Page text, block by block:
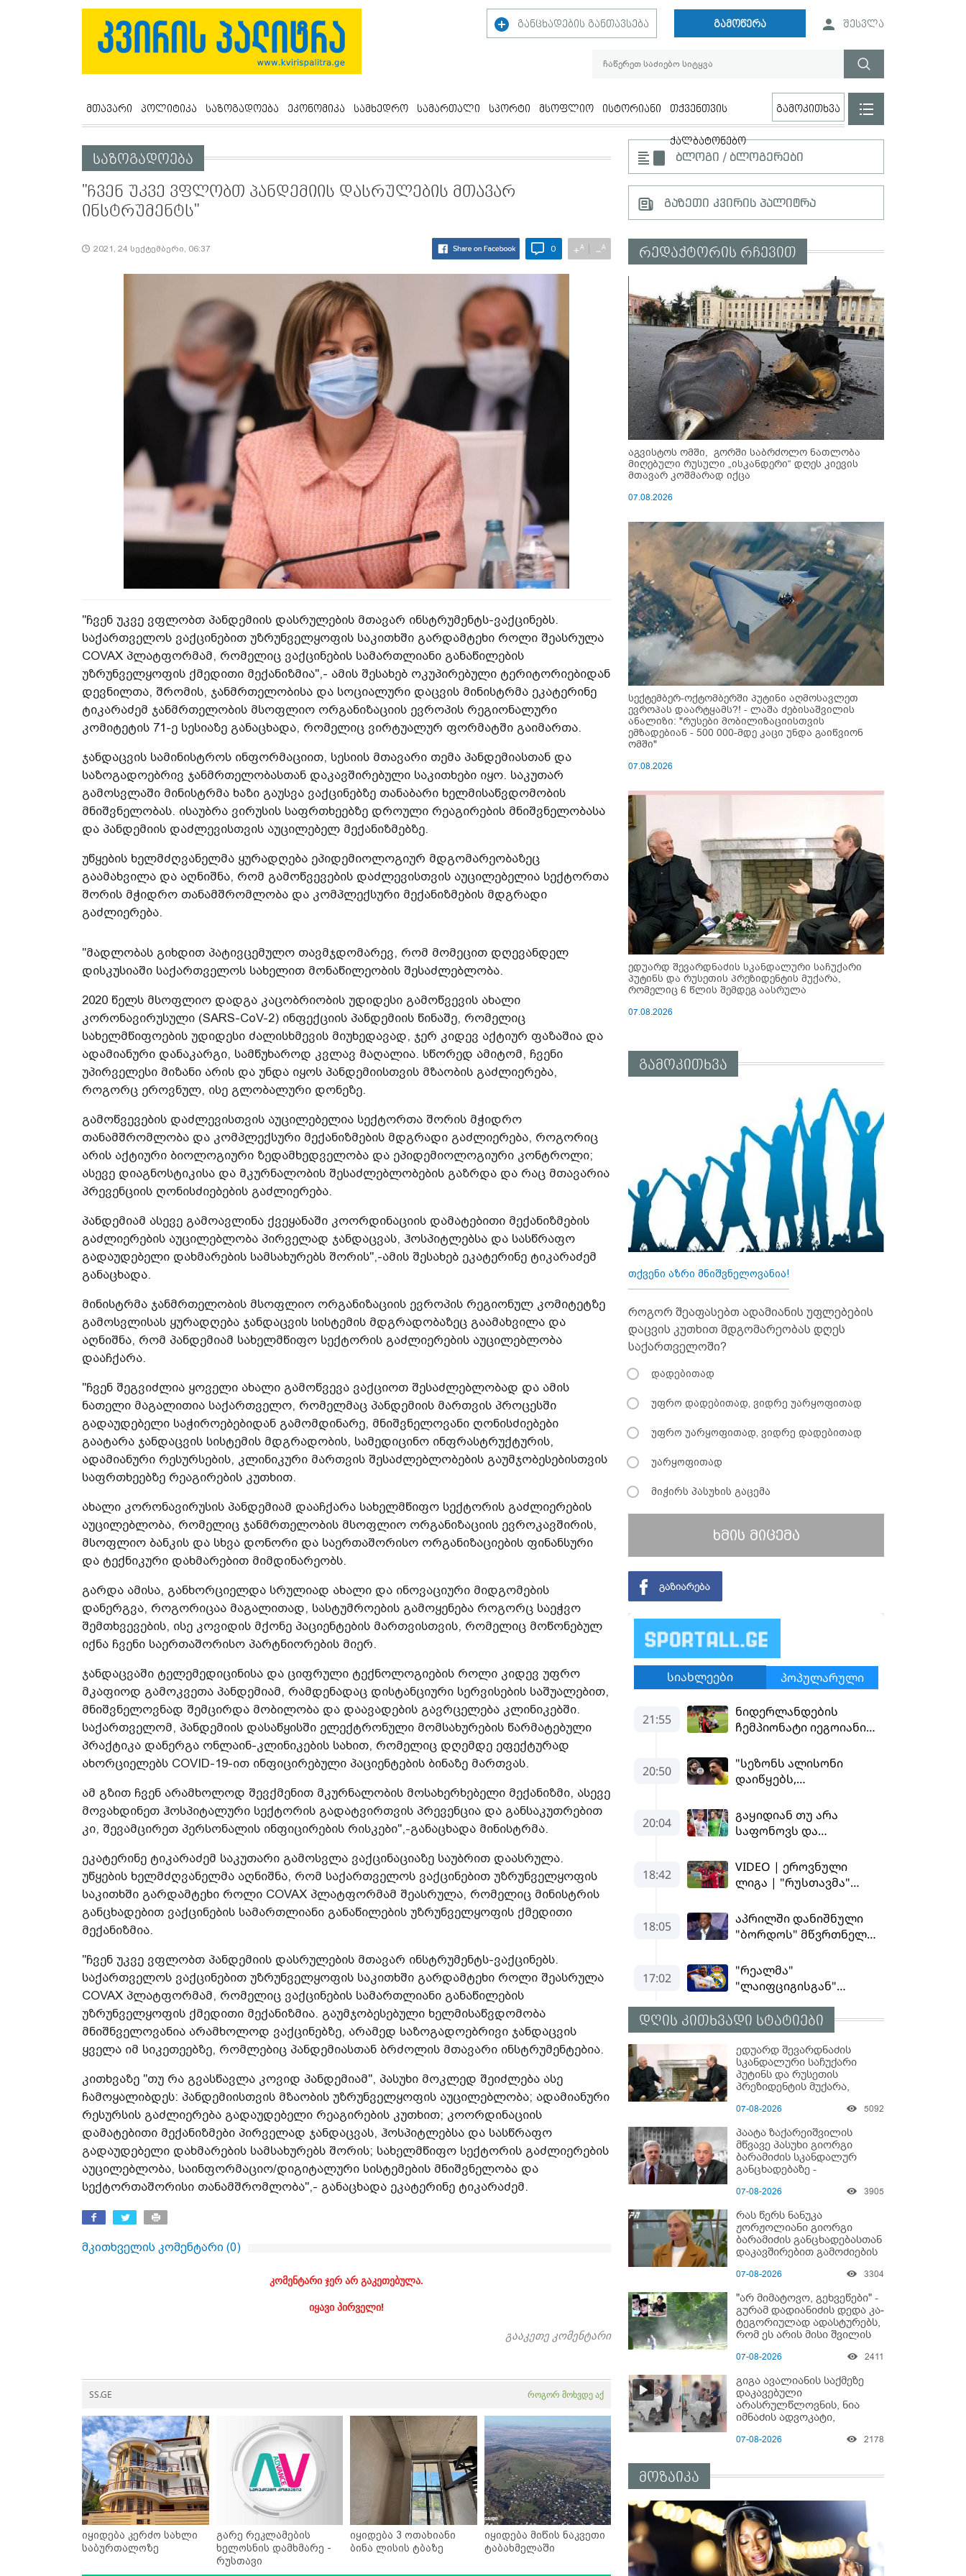
განცხადების განთავსება გამოწერა შესვლა
მთავარი პოლიტიკა საზოგადოება ეკონომიკა სამხედრო სამართალი სპორტი მსოფლიო ისტორიანი თქვენთვის
ქალბატონებო
გამოკითხვა
საზოგადოება
"ჩვენ უკვე ვფლობთ პანდემიის დასრულების მთავარ
ინსტრუმენტს"
2021, 24 სექტემბერი, 06:37 0 +A −A
"ჩვენ უკვე ვფლობთ პანდემიის დასრულების მთავარ ინსტრუმენტს-ვაქცინებს.
საქართველოს ვაქცინებით უზრუნველყოფის საკითხში გარდამტეხი როლი შეასრულა
COVAX პლატფორმამ, რომელიც ვაქცინების სამართლიანი განაწილების
უზრუნველყოფის ქმედითი მექანიზმია",- ამის შესახებ ოკუპირებული ტერიტორიებიდან
დევნილთა, შრომის, ჯანმრთელობისა და სოციალური დაცვის მინისტრმა ეკატერინე
ტიკარაძემ ჯანმრთელობის მსოფლიო ორგანიზაციის ევროპის რეგიონალური
კომიტეტის 71-ე სესიაზე განაცხადა, რომელიც ვირტუალურ ფორმატში გაიმართა.
ჯანდაცვის სამინისტროს ინფორმაციით, სესიის მთავარი თემა პანდემიასთან და
საზოგადოებრივ ჯანმრთელობასთან დაკავშირებული საკითხები იყო. საკუთარ
გამოსვლაში მინისტრმა ხაზი გაუსვა ვაქცინებზე თანაბარი ხელმისაწვდომობის
მნიშვნელობას. ისაუბრა ვირუსის საფრთხეებზე დროული რეაგირების მნიშვნელობასა
და პანდემიის დაძლევისთვის აუცილებელ მექანიზმებზე.
უწყების ხელმძღვანელმა ყურადღება ეპიდემიოლოგიურ მდგომარეობაზეც
გაამახვილა და აღნიშნა, რომ გამოწვევების დაძლევისთვის აუცილებელია სექტორთა
შორის მჭიდრო თანამშრომლობა და კომპლექსური მექანიზმების მდგრადი
გაძლიერება.
"მადლობას გიხდით პატივცემულო თავმჯდომარევ, რომ მომეცით დღევანდელ
დისკუსიაში საქართველოს სახელით მონაწილეობის შესაძლებლობა.
2020 წელს მსოფლიო დადგა კაცობრიობის უდიდესი გამოწვევის ახალი
კორონავირუსული (SARS-CoV-2) ინფექციის პანდემიის წინაშე, რომელიც
სახელმწიფოების უდიდესი ძალისხმევის მიუხედავად, ჯერ კიდევ აქტიურ ფაზაშია და
ადამიანური დანაკარგი, სამწუხაროდ კვლავ მაღალია. სწორედ ამიტომ, ჩვენი
უპირველესი მიზანი არის და უნდა იყოს პანდემიისთვის მზაობის გაძლიერება,
როგორც ეროვნულ, ისე გლობალური დონეზე.
გამოწვევების დაძლევისთვის აუცილებელია სექტორთა შორის მჭიდრო
თანამშრომლობა და კომპლექსური მექანიზმების მდგრადი გაძლიერება, როგორიც
არის აქტიური ბიოლოგიური ზედამხედველობა და ეპიდემიოლოგიური კონტროლი;
ასევე დიაგნოსტიკისა და მკურნალობის შესაძლებლობების გაზრდა და რაც მთავარია
პრევენციის ღონისძიებების გაძლიერება.
პანდემიამ ასევე გამოავლინა ქვეყანაში კოორდინაციის დამატებითი მექანიზმების
გაძლიერების აუცილებლობა პირველად ჯანდაცვას, ჰოსპიტლებსა და სასწრაფო
გადაუდებელი დახმარების სამსახურებს შორის",-ამის შესახებ ეკატერინე ტიკარაძემ
განაცხადა.
მინისტრმა ჯანმრთელობის მსოფლიო ორგანიზაციის ევროპის რეგიონულ კომიტეტზე
გამოსვლისას ყურადღება ჯანდაცვის სისტემის მდგრადობაზეც გაამახვილა და
აღნიშნა, რომ პანდემიამ სახელმწიფო სექტორის გაძლიერების აუცილებლობა
დააჩქარა.
"ჩვენ შეგვიძლია ყოველი ახალი გამოწვევა ვაქციოთ შესაძლებლობად და ამის
ნათელი მაგალითია საქართველო, რომელმაც პანდემიის მართვის პროცესში
გადაუდებელი საჭიროებებიდან გამომდინარე, მნიშვნელოვანი ღონისძიებები
გაატარა ჯანდაცვის სისტემის მდგრადობის, სამედიცინო ინფრასტრუქტურის,
ადამიანური რესურსების, კლინიკური მართვის შესაძლებლობების გაუმჯობესებისთვის
საფრთხეებზე რეაგირების კუთხით.
ახალი კორონავირუსის პანდემიამ დააჩქარა სახელმწიფო სექტორის გაძლიერების
აუცილებლობა, რომელიც ჯანმრთელობის მსოფლიო ორგანიზაციის ევროკავშირის,
მსოფლიო ბანკის და სხვა დონორი და საერთაშორისო ორგანიზაციების ფინანსური
და ტექნიკური დახმარებით მიმდინარეობს.
გარდა ამისა, განხორციელდა სრულიად ახალი და ინოვაციური მიდგომების
დანერგვა, როგორიცაა მაგალითად, სასტუმროების გამოყენება როგორც საეჭვო
შემთხვევების, ისე კოვიდის მქონე პაციენტების მართვისთვის, რომელიც მოწონებულ
იქნა ჩვენი საერთაშორისო პარტნიორების მიერ.
ჯანდაცვაში ტელემედიცინისა და ციფრული ტექნოლოგიების როლი კიდევ უფრო
მკაფიოდ გამოკვეთა პანდემიამ, რამდენადაც დისტანციური სერვისების საშუალებით,
მნიშვნელოვნად შემცირდა მობილობა და დაავადების გავრცელება კლინიკებში.
საქართველომ, პანდემიის დასაწყისში ელექტრონული მომსახურების წარმატებული
პრაქტიკა დანერგა ონლაინ-კლინიკების სახით, რომელიც დღემდე ეფექტურად
ახორციელებს COVID-19-ით ინფიცირებული პაციენტების ბინაზე მართვას.
ამ გზით ჩვენ არამხოლოდ შევქმენით მკურნალობის მოსახერხებელი მექანიზმი, ასევე
მოვახდინეთ ჰოსპიტალური სექტორის გადატვირთვის პრევენცია და განსაკუთრებით
კი, შევამცირეთ პერსონალის ინფიცირების რისკები",-განაცხადა მინისტრმა.
ეკატერინე ტიკარაძემ საკუთარი გამოსვლა ვაქცინაციაზე საუბრით დაასრულა.
უწყების ხელმძღვანელმა აღნიშნა, რომ საქართველოს ვაქცინებით უზრუნველყოფის
საკითხში გარდამტეხი როლი COVAX პლატფორმამ შეასრულა, რომელიც მინისტრის
განცხადებით ვაქცინების სამართლიანი განაწილების უზრუნველყოფის ქმედითი
მექანიზმია.
"ჩვენ უკვე ვფლობთ პანდემიის დასრულების მთავარ ინსტრუმენტს-ვაქცინებს.
საქართველოს ვაქცინებით უზრუნველყოფის საკითხში გარდამტეხი როლი შეასრულა
COVAX პლატფორმამ, რომელიც ვაქცინების სამართლიანი განაწილების
უზრუნველყოფის ქმედითი მექანიზმია. გაუმჯობესებული ხელმისაწვდომობა
მნიშნველოვანია არამხოლოდ ვაქცინებზე, არამედ საზოგადოებრივი ჯანდაცვის
ყველა იმ სიკეთეებზე, რომლებიც პანდემიასთან ბრძოლის მთავარი ინსტრუმენტებია.
კითხვაზე "თუ რა გვასწავლა კოვიდ პანდემიამ", პასუხი მოკლედ შეიძლება ასე
ჩამოყალიბდეს: პანდემიისთვის მზაობის უზრუნველყოფის აუცილებლობა; ადამიანური
რესურსის გაძლიერება გადაუდებელი რეაგირების კუთხით; კოორდინაციის
დამატებითი მექანიზმები პირველად ჯანდაცვას, ჰოსპიტლებსა და სასწრაფო
გადაუდებელი დახმარების სამსახურებს შორის; სახელმწიფო სექტორის გაძლიერების
აუცილებლობა, საინფორმაციო/დიგიტალური სისტემების მნიშვნელობა და
სექტორთაშორისი თანამშრომლობა",- განაცხადა ეკატერინე ტიკარაძემ.
მკითხველის კომენტარი (0)
კომენტარი ჯერ არ გაკეთებულა.
იყავი პირველი!
გააკეთე კომენტარი
SS.GE როგორ მოხვდე აქ
იყიდება კერძო სახლი
საბურთალოზე
გარე რეკლამების
ხელოსნის დამხმარე -
რუსთავი
იყიდება 3 ოთახიანი
ბინა ლისის ტბაზე
იყიდება მიწის ნაკვეთი
ტაბახმელაში
ბლოგი / ბლოგერები
გაზეთი კვირის პალიტრა
რედაქტორის რჩევით
აგვისტოს ომში, გორში საბრძოლო ნათლობა
მიღებული რუსული „ისკანდერი“ დღეს კიევის
მთავარ კოშმარად იქცა
07.08.2026
სექტემბერ-ოქტომბერში პუტინი აღმოსავლეთ
ევროპას დაარტყამს?! - ლაშა ძებისაშვილის
ანალიზი: "რუსები მობი­ლიზაციისთვის
ემზადებიან - 500 000-მდე კაცი უნდა გაიწვიონ
ომში"
07.08.2026
ედუარდ შევარდნაძის სკანდალური საჩუქარი
პუტინს და რუსეთის პრეზიდენტის მუქარა,
რომელიც 6 წლის შემდეგ აასრულა
07.08.2026
გამოკითხვა
თქვენი აზრი მნიშვნელოვანია!
როგორ შეაფასებთ ადამიანის უფლებების
დაცვის კუთხით მდგომარეობას დღეს
საქართველოში?
დადებითად
უფრო დადებითად, ვიდრე უარყოფითად
უფრო უარყოფითად, ვიდრე დადებითად
უარყოფითად
მიჭირს პასუხის გაცემა
ხმის მიცემა
დღის კითხვადი სტატიები
ედუარდ შევარდნაძის
სკანდალური საჩუქარი
პუტინს და რუსეთის
პრეზიდენტის მუქარა,
აასრულა
07-08-2026 5092
პაატა ზაქარეიშვილის
მწვავე პასუხი გიორგი
ბარამიძის სკანდალურ
განცხადებაზე -
ვიცი... კამანში მოკლული
გადმოვასვენე... ბარამიძე
კი ტყუის"
07-08-2026 3905
რას წერს ნანუკა
ჟორჟოლიანი გიორგი
ბარამიძის განცხადებასთან
დაკავშირებით გამოძიების
07-08-2026 3304
"არ მიმატოვო, გეხვეწები" -
გუ­რა­მ დადიანიძის დედა კა­
ტე­გო­რი­უ­ლად ადას­ტუ­რებს,
რომ ეს არის მისი შვი­ლის
07-08-2026 2411
გიგა ავალიანის საქმეზე
დაკავებული
არასრულწლოვნის, ნია
იმნაძის ადვოკატი,
გადაღებულ კადრებს
07-08-2026 2178
მოზაიკა